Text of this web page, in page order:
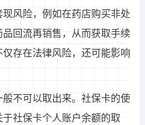
风险，例如在药店购买非处
回流再销售，从而获取手续
存在法律风险，还可能影响
不可以取出来。社保卡的使
社保卡个人账户余额的取